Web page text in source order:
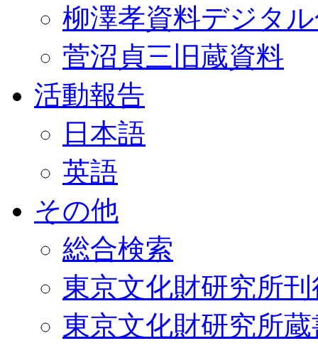
柳澤孝資料デジタ
菅沼貞三旧蔵資料
活動報告
日本語
英語
その他
総合検索
東京文化財研究所
東京文化財研究所